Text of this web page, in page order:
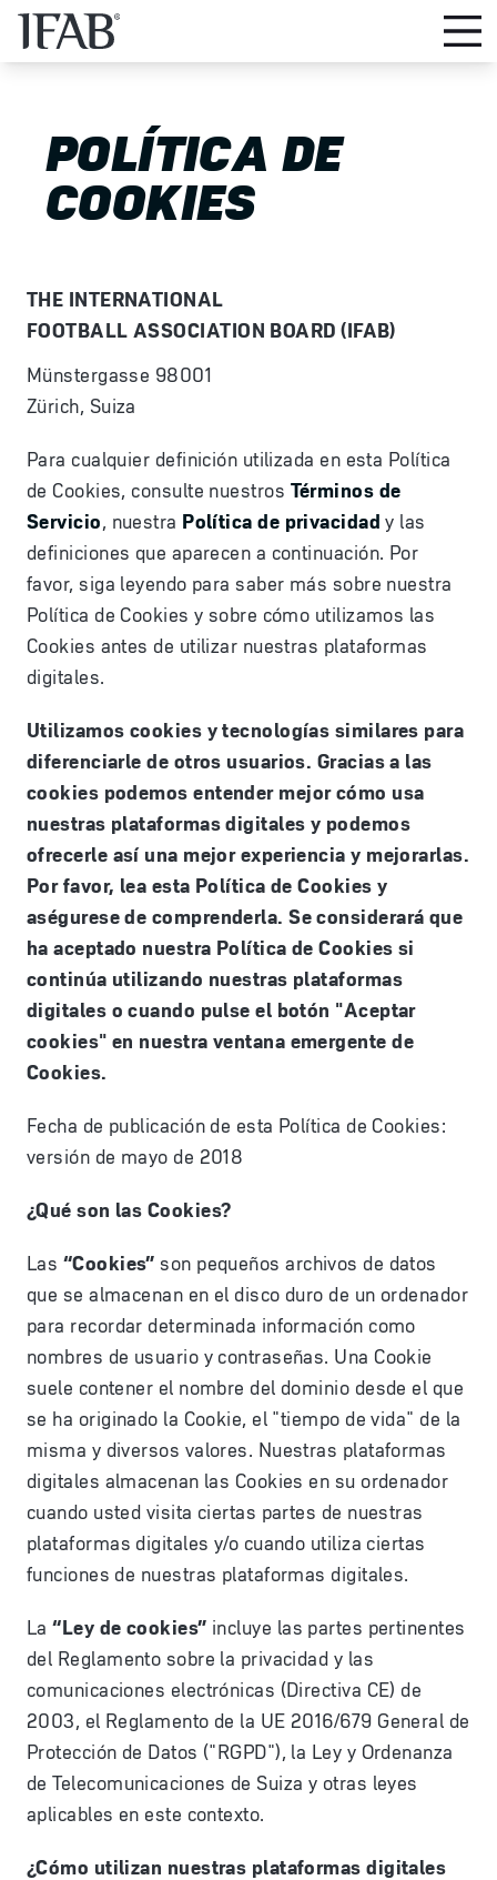
POLÍTICA DE
COOKIES
THE INTERNATIONAL
FOOTBALL ASSOCIATION BOARD (IFAB)
Münstergasse 98001
Zürich, Suiza
Para cualquier definición utilizada en esta Política
de Cookies, consulte nuestros Términos de
Servicio, nuestra Política de privacidad y las
definiciones que aparecen a continuación. Por
favor, siga leyendo para saber más sobre nuestra
Política de Cookies y sobre cómo utilizamos las
Cookies antes de utilizar nuestras plataformas
digitales.
Utilizamos cookies y tecnologías similares para
diferenciarle de otros usuarios. Gracias a las
cookies podemos entender mejor cómo usa
nuestras plataformas digitales y podemos
ofrecerle así una mejor experiencia y mejorarlas.
Por favor, lea esta Política de Cookies y
aségurese de comprenderla. Se considerará que
ha aceptado nuestra Política de Cookies si
continúa utilizando nuestras plataformas
digitales o cuando pulse el botón "Aceptar
cookies" en nuestra ventana emergente de
Cookies.
Fecha de publicación de esta Política de Cookies:
versión de mayo de 2018
¿Qué son las Cookies?
Las “Cookies” son pequeños archivos de datos
que se almacenan en el disco duro de un ordenador
para recordar determinada información como
nombres de usuario y contraseñas. Una Cookie
suele contener el nombre del dominio desde el que
se ha originado la Cookie, el "tiempo de vida" de la
misma y diversos valores. Nuestras plataformas
digitales almacenan las Cookies en su ordenador
cuando usted visita ciertas partes de nuestras
plataformas digitales y/o cuando utiliza ciertas
funciones de nuestras plataformas digitales.
La“Ley de cookies” incluye las partes pertinentes
del Reglamento sobre la privacidad y las
comunicaciones electrónicas (Directiva CE) de
2003, el Reglamento de la UE 2016/679 General de
Protección de Datos ("RGPD"), la Ley y Ordenanza
de Telecomunicaciones de Suiza y otras leyes
aplicables en este contexto.
¿Cómo utilizan nuestras plataformas digitales